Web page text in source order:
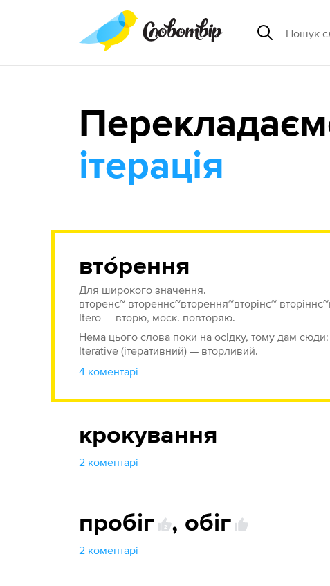
ітерація
вто́рення
Для широкого значення.
вторенє~ втореннє~вторення~вторінє~
Itero — вторю, моск. повторяю.
Нема цього слова поки на осідку, тому дам сюди:
Iterative (ітеративний) — вторливий.
4 коментарі
крокування
2 коментарі
пробіг 2 , обіг
2 коментарі